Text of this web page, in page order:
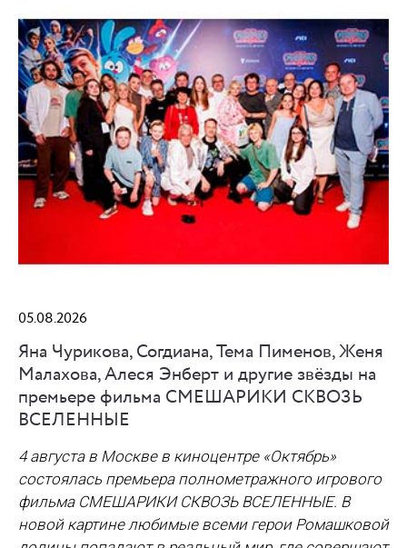
05.08.2026
Яна Чурикова, Согдиана, Тема Пименов, Женя
Малахова, Алеся Энберт и другие звёзды на
премьере фильма СМЕШАРИКИ СКВОЗЬ
ВСЕЛЕННЫЕ
4 августа в Москве в киноцентре «Октябрь»
состоялась премьера полнометражного игрового
фильма СМЕШАРИКИ СКВОЗЬ ВСЕЛЕННЫЕ. В
новой картине любимые всеми герои Ромашковой